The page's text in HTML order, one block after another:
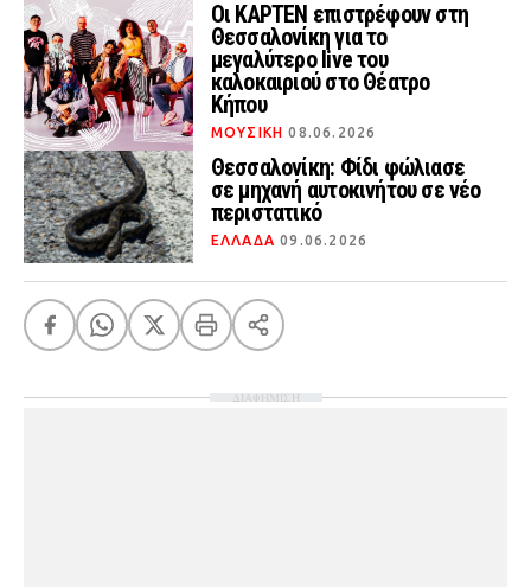
Οι KAPTEN επιστρέφουν στη
Θεσσαλονίκη για το
μεγαλύτερο live του
καλοκαιριού στο Θέατρο
Κήπου
ΜΟΥΣΙΚΗ 08.06.2026
Θεσσαλονίκη: Φίδι φώλιασε
σε μηχανή αυτοκινήτου σε νέο
περιστατικό
ΕΛΛΑΔΑ 09.06.2026
ΔΙΑΦΗΜΙΣΗ